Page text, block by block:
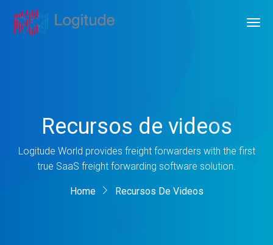
Recursos de videos
Logitude World provides freight forwarders with the first
true SaaS freight forwarding software solution.
Home Recursos De Videos